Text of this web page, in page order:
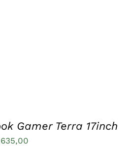
Gamer Terra 17inch